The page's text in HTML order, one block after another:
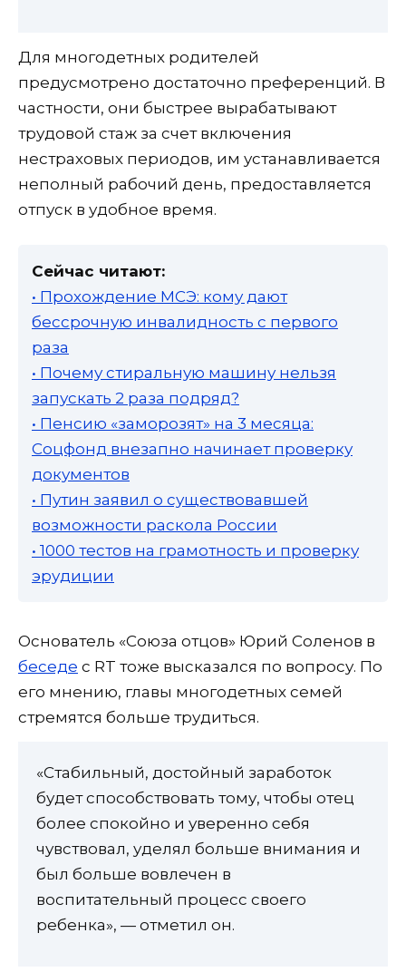
Для многодетных родителей
предусмотрено достаточно преференций. В
частности, они быстрее вырабатывают
трудовой стаж за счет включения
нестраховых периодов, им устанавливается
неполный рабочий день, предоставляется
отпуск в удобное время.
Сейчас читают:
• Прохождение МСЭ: кому дают
бессрочную инвалидность с первого
раза
• Почему стиральную машину нельзя
запускать 2 раза подряд?
• Пенсию «заморозят» на 3 месяца:
Соцфонд внезапно начинает проверку
документов
• Путин заявил о существовавшей
возможности раскола России
• 1000 тестов на грамотность и проверку
эрудиции
Основатель «Союза отцов» Юрий Соленов в
беседе с RT тоже высказался по вопросу. По
его мнению, главы многодетных семей
стремятся больше трудиться.
«Стабильный, достойный заработок
будет способствовать тому, чтобы отец
более спокойно и уверенно себя
чувствовал, уделял больше внимания и
был больше вовлечен в
воспитательный процесс своего
ребенка», — отметил он.